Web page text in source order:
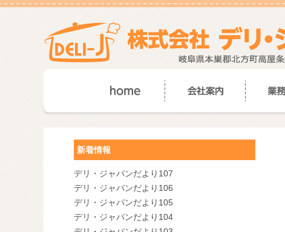
新着情報
デリ・ジャパンだより107
デリ・ジャパンだより106
デリ・ジャパンだより105
デリ・ジャパンだより104